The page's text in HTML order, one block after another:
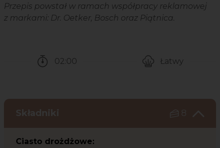
Przepis powstał w ramach współpracy reklamowej
z markami: Dr. Oetker, Bosch oraz Piątnica.
02:00
Łatwy
Składniki 8
Ciasto drożdżowe: